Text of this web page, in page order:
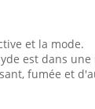
et la mode.
est dans
fumée et